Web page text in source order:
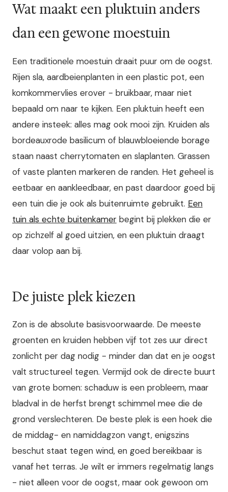
Wat maakt een pluktuin anders
dan een gewone moestuin
Een traditionele moestuin draait puur om de oogst.
Rijen sla, aardbeienplanten in een plastic pot, een
komkommervlies erover - bruikbaar, maar niet
bepaald om naar te kijken. Een pluktuin heeft een
andere insteek: alles mag ook mooi zijn. Kruiden als
bordeauxrode basilicum of blauwbloeiende borage
staan naast cherrytomaten en slaplanten. Grassen
of vaste planten markeren de randen. Het geheel is
eetbaar en aankleedbaar, en past daardoor goed bij
een tuin die je ook als buitenruimte gebruikt. Een
tuin als echte buitenkamer begint bij plekken die er
op zichzelf al goed uitzien, en een pluktuin draagt
daar volop aan bij.
De juiste plek kiezen
Zon is de absolute basisvoorwaarde. De meeste
groenten en kruiden hebben vijf tot zes uur direct
zonlicht per dag nodig - minder dan dat en je oogst
valt structureel tegen. Vermijd ook de directe buurt
van grote bomen: schaduw is een probleem, maar
bladval in de herfst brengt schimmel mee die de
grond verslechteren. De beste plek is een hoek die
de middag- en namiddagzon vangt, enigszins
beschut staat tegen wind, en goed bereikbaar is
vanaf het terras. Je wilt er immers regelmatig langs
- niet alleen voor de oogst, maar ook gewoon om